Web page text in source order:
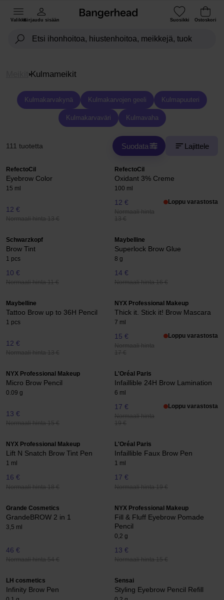
ValikkoKirjaudu sisään Suosikki Ostoskori
Kulmameikit
Kulmakarvakynä Kulmakarvojen geeli Kulmapuuteri
Kulmakarvaväri Kulmavaha
111 tuotetta Suodata Lajittele
RefectoCil
Eyebrow Color
15 ml
12 €
Normaali hinta 13 €
RefectoCil
Oxidant 3% Creme
100 ml
12 €
Normaali hinta
13 €
Loppu varastosta
Schwarzkopf
Brow Tint
1 pcs
10 €
Normaali hinta 11 €
Maybelline
Superlock Brow Glue
8 g
14 €
Normaali hinta 16 €
Maybelline
Tattoo Brow up to 36H Pencil
1 pcs
12 €
Normaali hinta 13 €
NYX Professional Makeup
Thick it. Stick it! Brow Mascara
7 ml
15 €
Normaali hinta
17 €
Loppu varastosta
NYX Professional Makeup
Micro Brow Pencil
0.09 g
13 €
Normaali hinta 15 €
L'Oréal Paris
Infaillible 24H Brow Lamination
6 ml
17 €
Normaali hinta
19 €
Loppu varastosta
NYX Professional Makeup
Lift N Snatch Brow Tint Pen
1 ml
16 €
Normaali hinta 18 €
L'Oréal Paris
Infaillible Faux Brow Pen
1 ml
17 €
Normaali hinta 19 €
Grande Cosmetics
GrandeBROW 2 in 1
3,5 ml
46 €
Normaali hinta 54 €
NYX Professional Makeup
Fill & Fluff Eyebrow Pomade
Pencil
0,2 g
13 €
Normaali hinta 15 €
LH cosmetics
Infinity Brow Pen
Sensai
Styling Eyebrow Pencil Refill